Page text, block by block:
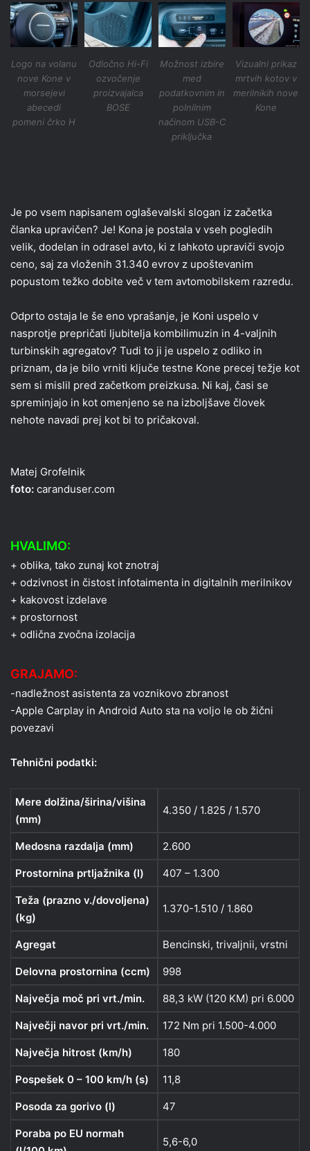
Logo na volanu
nove Kone v
morsejevi
abecedi
pomeni črko H
Odločno Hi-Fi
ozvočenje
proizvajalca
BOSE
Možnost izbire
med
podatkovnim in
polnilnim
načinom USB-C
priključka
Vizualni prikaz
mrtvih kotov v
merilnikih nove
Kone
Je po vsem napisanem oglaševalski slogan iz začetka
članka upravičen? Je! Kona je postala v vseh pogledih
velik, dodelan in odrasel avto, ki z lahkoto upraviči svojo
ceno, saj za vloženih 31.340 evrov z upoštevanim
popustom težko dobite več v tem avtomobilskem razredu.
Odprto ostaja le še eno vprašanje, je Koni uspelo v
nasprotje prepričati ljubitelja kombilimuzin in 4-valjnih
turbinskih agregatov? Tudi to ji je uspelo z odliko in
priznam, da je bilo vrniti ključe testne Kone precej težje kot
sem si mislil pred začetkom preizkusa. Ni kaj, časi se
spreminjajo in kot omenjeno se na izboljšave človek
nehote navadi prej kot bi to pričakoval.
Matej Grofelnik
foto: caranduser.com
HVALIMO:
+ oblika, tako zunaj kot znotraj
+ odzivnost in čistost infotaimenta in digitalnih merilnikov
+ kakovost izdelave
+ prostornost
+ odlična zvočna izolacija
GRAJAMO:
-nadležnost asistenta za voznikovo zbranost
-Apple Carplay in Android Auto sta na voljo le ob žični
povezavi
Tehnični podatki:
Mere dolžina/širina/višina
(mm)
4.350 / 1.825 / 1.570
Medosna razdalja (mm) 2.600
Prostornina prtljažnika (l) 407 – 1.300
Teža (prazno v./dovoljena)
(kg)
1.370-1.510 / 1.860
Agregat Bencinski, trivaljnii, vrstni
Delovna prostornina (ccm) 998
Največja moč pri vrt./min. 88,3 kW (120 KM) pri 6.000
Največji navor pri vrt./min. 172 Nm pri 1.500-4.000
Največja hitrost (km/h) 180
Pospešek 0 – 100 km/h (s) 11,8
Posoda za gorivo (l) 47
Poraba po EU normah
5,6-6,0